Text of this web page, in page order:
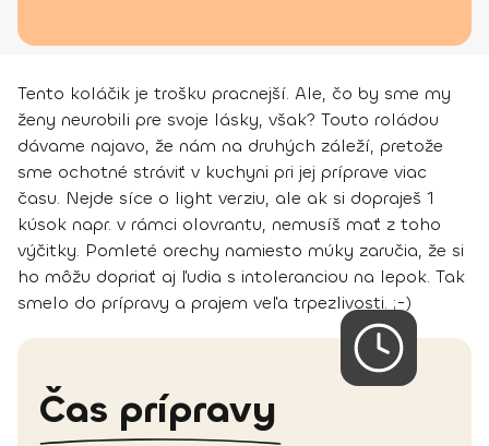
Tento koláčik je trošku pracnejší. Ale, čo by sme my
ženy neurobili pre svoje lásky, však? Touto roládou
dávame najavo, že nám na druhých záleží, pretože
sme ochotné stráviť v kuchyni pri jej príprave viac
času. Nejde síce o light verziu, ale ak si dopraješ 1
kúsok napr. v rámci olovrantu, nemusíš mať z toho
výčitky. Pomleté orechy namiesto múky zaručia, že si
ho môžu dopriať aj ľudia s intoleranciou na lepok. Tak
smelo do prípravy a prajem veľa trpezlivosti. ;-)
Čas prípravy